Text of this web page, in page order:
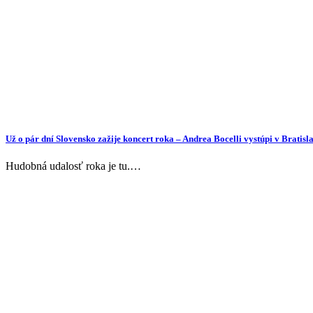
Už o pár dní Slovensko zažije koncert roka – Andrea Bocelli vystúpi v
Hudobná udalosť roka je tu.…